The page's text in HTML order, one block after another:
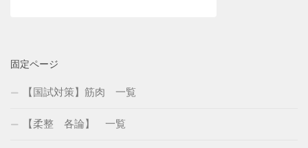
固定ページ
【国試対策】筋肉 一覧
【柔整 各論】 一覧